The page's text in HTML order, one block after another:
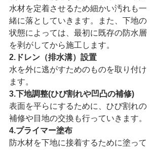
水材を定着させるため細かい汚れも一
緒に落としていきます。また、下地の
状態によっては、最初に既存の防水層
を剥がしてから施工します。
2.ドレン（排水溝）設置
水を外に逃がすためのものを取り付け
ます。
3.下地調整(ひび割れや凹凸の補修)
表面を平らにするために、ひび割れの
補修や目地の交換も行っていきます。
4.プライマー塗布
防水材を下地に接着するために塗って